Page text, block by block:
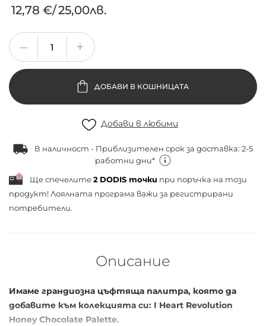
12,78 €/25,00лв.
ДОБАВИ В КОШНИЦАТА
Добави в любими
В наличност - Приблизителен срок за доставка: 2-5
работни дни*
Ще спечелите2 DODIS точки при поръчка на този
продукт! Лоялната програма важи за регистрирани
потребители.
Описание
Имаме грандиозна цъфтяща палитра, която да
добавите към колекцията си: I Heart Revolution
Honey Chocolate Palette.